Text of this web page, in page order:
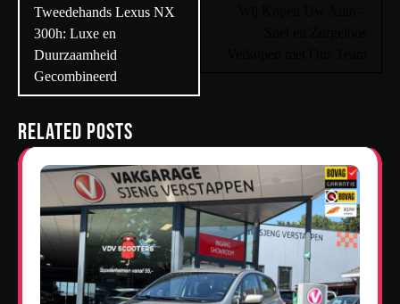
navigatie
Tweedehands Lexus NX
300h: Luxe en
Duurzaamheid
Gecombineerd
Related Posts